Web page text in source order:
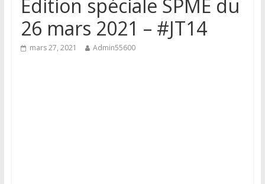
Edition spéciale SPME du
26 mars 2021 – #JT14
mars 27, 2021 Admin55600